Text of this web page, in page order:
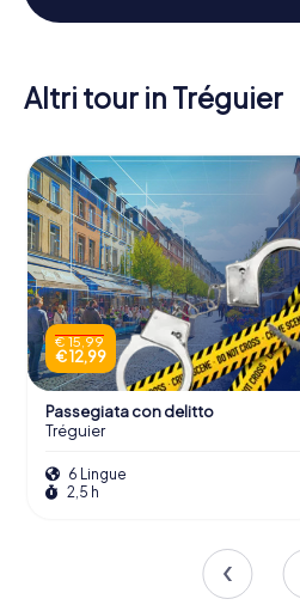
Altri tour in Tréguier
€ 15,99
€ 12,99
Passegiata con delitto
Tréguier
6 Lingue
2,5 h